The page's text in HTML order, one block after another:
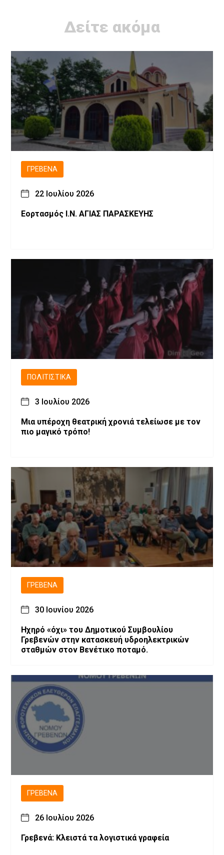
Δείτε ακόμα
ΓΡΕΒΕΝΆ
22 Ιουλίου 2026
Εορτασμός Ι.Ν. ΑΓΙΑΣ ΠΑΡΑΣΚΕΥΗΣ
ΠΟΛΙΤΙΣΤΙΚΆ
3 Ιουλίου 2026
Μια υπέροχη θεατρική χρονιά τελείωσε με τον
πιο μαγικό τρόπο!
ΓΡΕΒΕΝΆ
30 Ιουνίου 2026
Ηχηρό «όχι» του Δημοτικού Συμβουλίου
Γρεβενών στην κατασκευή υδροηλεκτρικών
σταθμών στον Βενέτικο ποταμό.
ΓΡΕΒΕΝΆ
26 Ιουλίου 2026
Γρεβενά: Κλειστά τα λογιστικά γραφεία